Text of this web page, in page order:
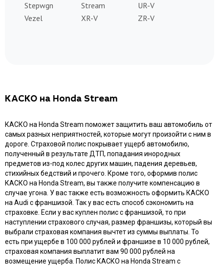
Stepwgn
Stream
UR-V
Vezel
XR-V ZR-V
КАСКО на Honda Stream
КАСКО на Honda Stream поможет защитить ваш автомобиль от
самых разных неприятностей, которые могут произойти с ним в
дороге. Страховой полис покрывает ущерб автомобилю,
полученный в результате ДТП, попадания инородных
предметов из-под колес других машин, падения деревьев,
стихийных бедствий и прочего. Кроме того, оформив полис
КАСКО на Honda Stream, вы также получите компенсацию в
случае угона. У вас также есть возможность оформить КАСКО
на Audi с франшизой. Так у вас есть способ сэкономить на
страховке. Если у вас куплен полис с франшизой, то при
наступлении страхового случая, размер франшизы, который вы
выбрали страховая компания вычтет из суммы выплаты. То
есть при ущербе в 100 000 рублей и франшизе в 10 000 рублей,
страховая компания выплатит вам 90 000 рублей на
возмещение ущерба. Полис КАСКО на Honda Stream с